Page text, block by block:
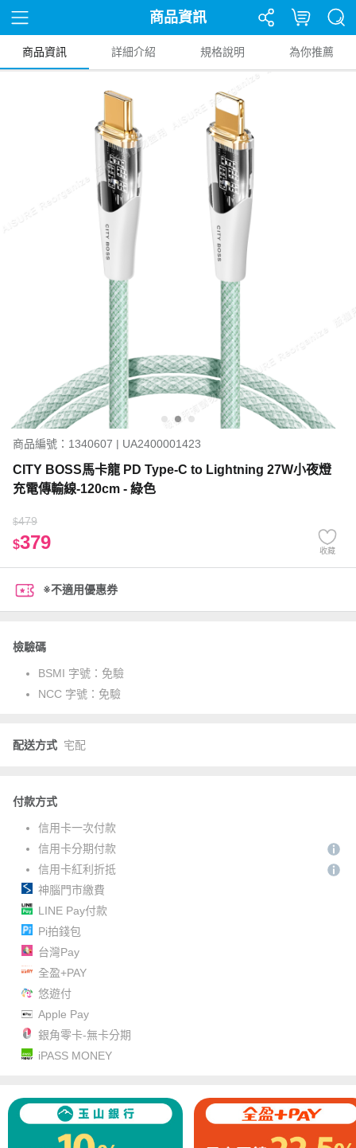
商品資訊
商品資訊 詳細介紹 規格說明 為你推薦
商品編號：1340607 | UA2400001423
CITY BOSS馬卡龍 PD Type-C to Lightning 27W小夜燈
充電傳輸線-120cm - 綠色
$479
$379 收藏
※不適用優惠券
檢驗碼
BSMI 字號： 免驗
NCC 字號： 免驗
配送方式 宅配
付款方式
信用卡一次付款
信用卡分期付款
信用卡紅利折抵
神腦門市繳費
LINE Pay付款
Pi拍錢包
台灣Pay
全盈+PAY
悠遊付
Apple Pay
銀角零卡-無卡分期
iPASS MONEY